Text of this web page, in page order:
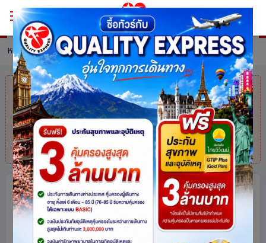
หน้าหลัก ทัวร์ China รายละเอียดทัวร์
คุณมาช้าไปแล้ว สินค้าหมดแล้วค่ะแต่ไม่
ต้องห่วง! สอบถามสินค้าคล้ายกันได้ที่
โทร.025113000
ฉงชิ่ง เฉิงตู 2 มหานครอินเทรนด์ เมือง
ธรรมชาติและวัฒนธรรม อู่หลง สี่ดรุณี ปี้
เผิงโกว 7 วัน 5 คืน โดยสายการบินแอร์